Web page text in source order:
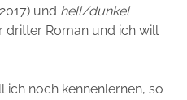
und hell/dunkel
dritter Roman und ich will
ich noch kennenlernen, so